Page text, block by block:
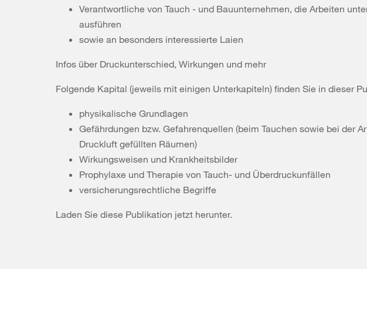
Verantwortliche von Tauch - und Bauunternehmen, die Arbeiten
ausführen
sowie an besonders interessierte Laien
Infos über Druckunterschied, Wirkungen und mehr
Folgende Kapital (jeweils mit einigen Unterkapiteln) finden Sie in dieser
physikalische Grundlagen
Gefährdungen bzw. Gefahrenquellen (beim Tauchen sowie bei der
Druckluft gefüllten Räumen)
Wirkungsweisen und Krankheitsbilder
Prophylaxe und Therapie von Tauch- und Überdruckunfällen
versicherungsrechtliche Begriffe
Laden Sie diese Publikation jetzt herunter.